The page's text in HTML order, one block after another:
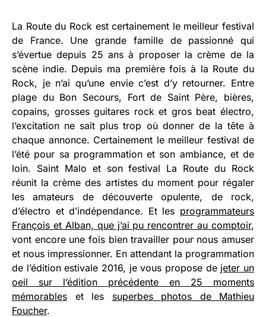
La Route du Rock est certainement le meilleur festival
de France. Une grande famille de passionné qui
s’évertue depuis 25 ans à proposer la crème de la
scène indie. Depuis ma première fois à la Route du
Rock, je n’ai qu’une envie c’est d’y retourner. Entre
plage du Bon Secours, Fort de Saint Père, bières,
copains, grosses guitares rock et gros beat électro,
l’excitation ne sait plus trop où donner de la tête à
chaque annonce. Certainement le meilleur festival de
l’été pour sa programmation et son ambiance, et de
loin. Saint Malo et son festival La Route du Rock
réunit la crème des artistes du moment pour régaler
les amateurs de découverte opulente, de rock,
d’électro et d’indépendance. Et les programmateurs
François et Alban, que j’ai pu rencontrer au comptoir,
vont encore une fois bien travailler pour nous amuser
et nous impressionner. En attendant la programmation
de l’édition estivale 2016, je vous propose de jeter un
oeil sur l’édition précédente en 25 moments
mémorables et les superbes photos de Mathieu
Foucher.